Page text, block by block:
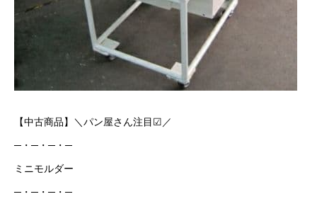
【中古商品】＼パン屋さん注目☑／
─・─・─・─
ミニモルダー
─・─・─・─